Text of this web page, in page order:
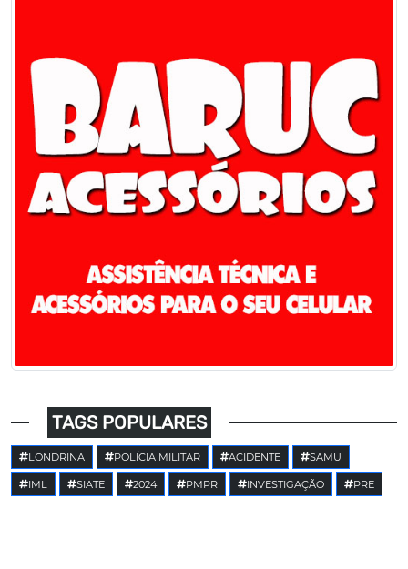
TAGS POPULARES
LONDRINA POLÍCIA MILITAR ACIDENTE SAMU
IML SIATE 2024 PMPR INVESTIGAÇÃO PRE